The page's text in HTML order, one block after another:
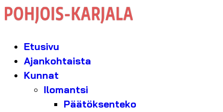
Etusivu
Ajankohtaista
Kunnat
Ilomantsi
Päätöksenteko